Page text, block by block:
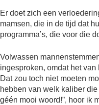
Er doet zich een
mamsen, die in de tijd dat
programma’s, die voor die
Volwassen
ingesproken, omdat het
Dat zou toch niet moeten
hebben van welk kaliber
géén mooi woord!”, hoor ik